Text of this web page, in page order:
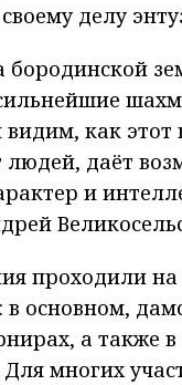
делу
бородинской
как этот
людей, даёт
и
проходили на
основном,
а также
многих